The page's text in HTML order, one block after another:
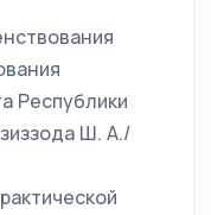
Республики
Ш. А./